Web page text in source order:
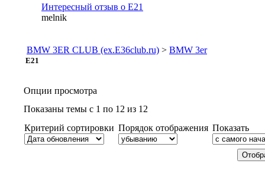
Интересный отзыв о Е21
melnik
BMW 3ER CLUB (ex.E36club.ru) > BMW 3er
E21
Опции просмотра
Показаны темы с 1 по 12 из 12
Критерий сортировки Порядок отображения Показать